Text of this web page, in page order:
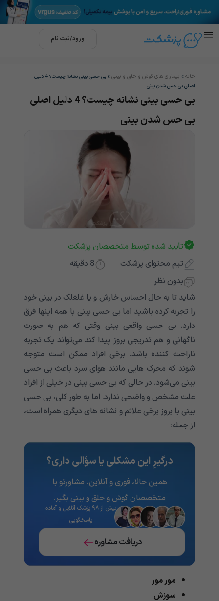
ورود/ثبت نام
خانه » بیماری های گوش و حلق و بینی »
بی حسی بینی نشانه چیست؟ 4 دلیل
اصلی بی حس شدن بینی
بی حسی بینی نشانه چیست؟ 4 دلیل اصلی
بی حس شدن بینی
تأیید شده توسط متخصصان پزشکت
تیم محتوای پزشکت
8 دقیقه
بدون نظر
شاید تا به حال احساس خارش و یا غلغلک در بینی خود
را تجربه کرده باشید اما بی حسی بینی با همه اینها فرق
دارد. بی حسی واقعی بینی وقتی که هم به صورت
ناگهانی و هم تدریجی بروز پیدا کند می‌‌‌‌‌‌‌‌‌‌‌تواند یک تجربه
ناراحت کننده باشد. برخی افراد ممکن است متوجه
شوند که محرک هایی مانند هوای سرد باعث بی حسی
بینی می‌‌‌‌‌‌‌‌‌‌‌شود. در حالی که بی حسی بینی در خیلی از افراد
علت مشخص و واضحی ندارد. اما به طور کلی، بی حسی
بینی با بروز برخی علائم و نشانه های دیگری همراه است،
از جمله:
درگیرِ این مشکلی یا سؤالی داری؟
همین حالا، فوری و آنلاین، مشاورتو با
متخصصان گوش و حلق و بینی بگیر.
بیش از ۹۸ پزشک آنلاین و آماده
پاسخگویی
دریافت مشاوره
مور مور
سوزش